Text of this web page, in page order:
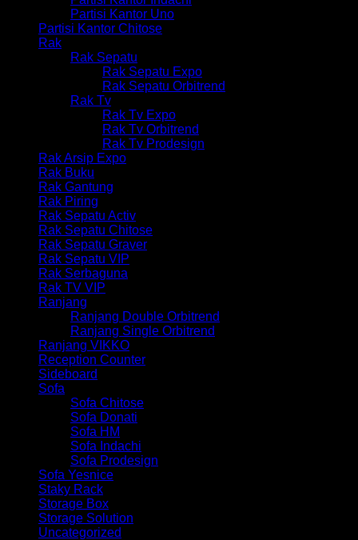
Partisi Kantor Uno
Partisi Kantor Chitose
Rak
Rak Sepatu
Rak Sepatu Expo
Rak Sepatu Orbitrend
Rak Tv
Rak Tv Expo
Rak Tv Orbitrend
Rak Tv Prodesign
Rak Arsip Expo
Rak Buku
Rak Gantung
Rak Piring
Rak Sepatu Activ
Rak Sepatu Chitose
Rak Sepatu Graver
Rak Sepatu VIP
Rak Serbaguna
Rak TV VIP
Ranjang
Ranjang Double Orbitrend
Ranjang Single Orbitrend
Ranjang VIKKO
Reception Counter
Sideboard
Sofa
Sofa Chitose
Sofa Donati
Sofa HM
Sofa Indachi
Sofa Prodesign
Sofa Yesnice
Staky Rack
Storage Box
Storage Solution
Uncategorized